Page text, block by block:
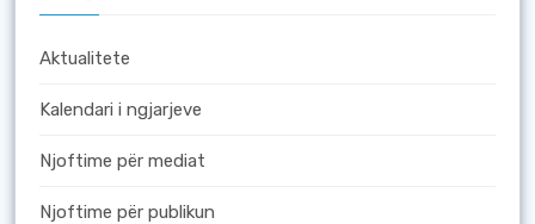
Aktualitete
Kalendari i ngjarjeve
Njoftime për mediat
Njoftime për publikun